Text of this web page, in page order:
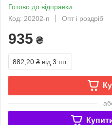
Готово до відправки
Код: 20202-п
Опт і роздріб
935 ₴
882,20 ₴ від 3 шт.